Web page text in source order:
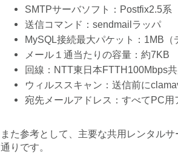
SMTPサーバソフト：Postfix2.5系
送信コマンド：sendmailラッパ
MySQL接続最大パケット：1MB（
メール１通当たりの容量：約7KB
回線：NTT東日本FTTH100Mbps
ウィルススキャン：送信前に
宛先メールアドレス：すべてPC用
また参考として、主要な共用レンタル
通りです。